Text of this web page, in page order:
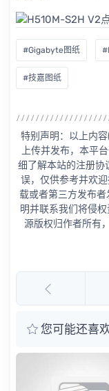
#Gigabyte图纸
#技嘉图纸
特别声明：以上内
上传并发布，本平
细了解本站的注册协
误，仅供参考并欢
载或者第三方发布
明并联系我们将侵
源版权归作者所有
您可能还喜